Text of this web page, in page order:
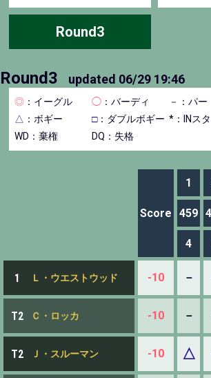
Round3
Round3 updated 06/29 19:46
◎ ：イーグル ◯ ：バーディ －
：パー
△ ：ボギー □：ダブルボギー *：INス
WD：棄権
DQ：失格
Score
1
459
4
1 Ｌ・ウエストウッド -10 －
T2 Ｃ・ロッカ -10 －
T2 Ｊ・スルーマン -10 △